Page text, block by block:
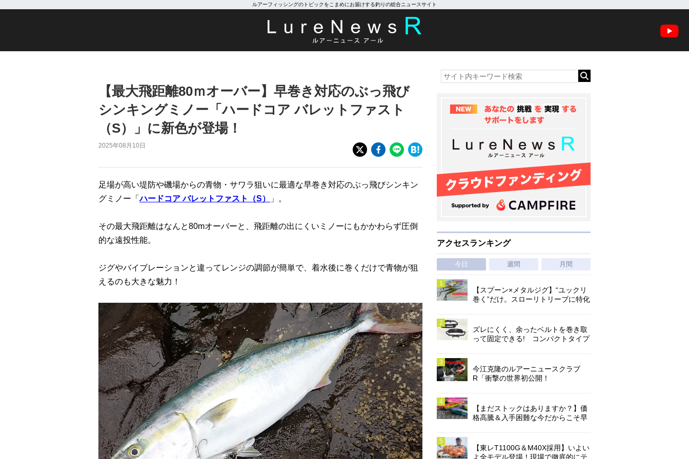
ルアーフィッシングのトピックをこまめにお届けする釣りの総合ニュースサイト
【最大飛距離80ｍオーバー】早巻き対応のぶっ飛び
シンキングミノー「ハードコア バレットファスト
（S）」に新色が登場！
2025年08月10日
足場が高い堤防や磯場からの青物・サワラ狙いに最適な早巻き対応のぶっ飛びシンキン
グミノー「ハードコア バレットファスト（S） 」。
その最大飛距離はなんと80mオーバーと、飛距離の出にくいミノーにもかかわらず圧倒
的な遠投性能。
ジグやバイブレーションと違ってレンジの調節が簡単で、着水後に巻くだけで青物が狙
えるのも大きな魅力！
アクセスランキング
今日 週間 月間
【スプーン×メタルジグ】“ユックリ
巻く”だけ。スローリトリーブに特化
ズレにくく、余ったベルトを巻き取
って固定できる! コンパクトタイプ
今江克隆のルアーニュースクラブ
R「衝撃の世界初公開！
【まだストックはありますか？】価
格高騰＆入手困難な今だからこそ早
【東レT1100G＆M40X採用】いよい
よ全モデル登場！現場で徹底的にテ